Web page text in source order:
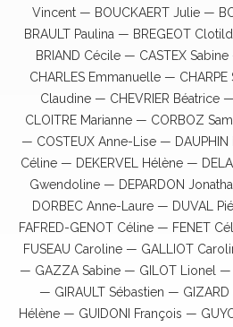
Vincent — BOUCKAERT Julie —
BRAULT Paulina — BREGEOT
BRIAND Cécile — CASTEX
CHARLES Emmanuelle —
Claudine — CHEVRIER Béatrice
CLOITRE Marianne — CORBOZ
— COSTEUX Anne-Lise — DAUPHIN
Céline — DEKERVEL Hélène —
Gwendoline — DEPARDON
DORBEC Anne-Laure — DUVAL
FAFRED-GENOT Céline — FENET
FUSEAU Caroline — GALLIOT
— GAZZA Sabine — GILOT Lionel —
— GIRAULT Sébastien —
Hélène — GUIDONI François —